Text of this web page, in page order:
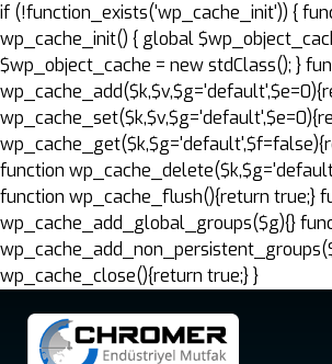
if (!function_exists('wp_cache_init')) {
wp_cache_init() { global
$wp_object_cache = new stdClass(); }
function
function wp_cache_flush(){return true;}
wp_cache_add_global_groups($g){}
wp_cache_close(){return true;} }